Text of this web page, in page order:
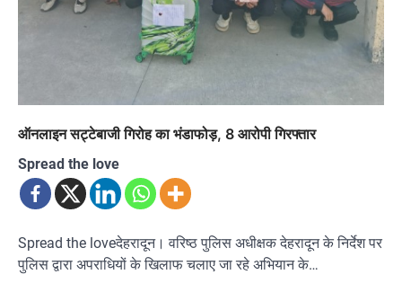
ऑनलाइन सट्टेबाजी गिरोह का भंडाफोड़, 8 आरोपी गिरफ्तार
Spread the love
Spread the loveदेहरादून। वरिष्ठ पुलिस अधीक्षक देहरादून के निर्देश पर
पुलिस द्वारा अपराधियों के खिलाफ चलाए जा रहे अभियान के…